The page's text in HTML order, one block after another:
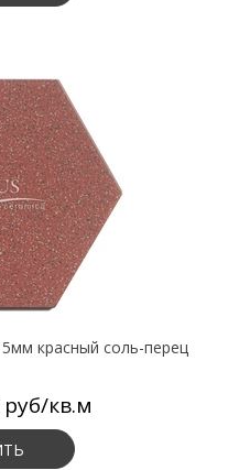
красный соль-перец
кв.м